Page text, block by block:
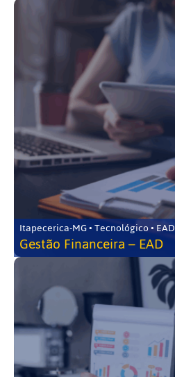
Itapecerica-MG • Tecnológico • EAD
Gestão Financeira – EAD